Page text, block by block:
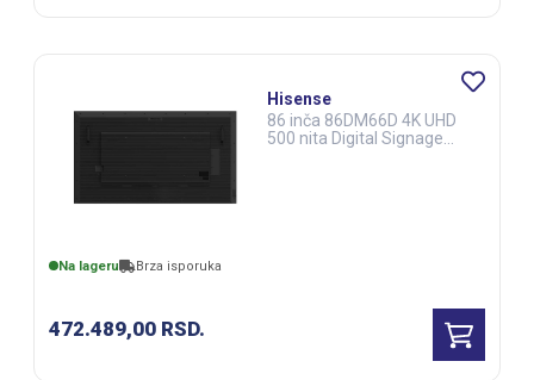
Na lageru Brza isporuka
472.489,00 RSD.
Hisense
86 inča 86DM66D 4K UHD
500 nita Digital Signage